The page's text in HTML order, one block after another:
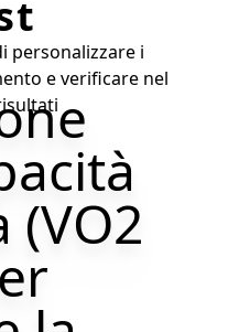
personalizzare i
e verificare nel
(VO2